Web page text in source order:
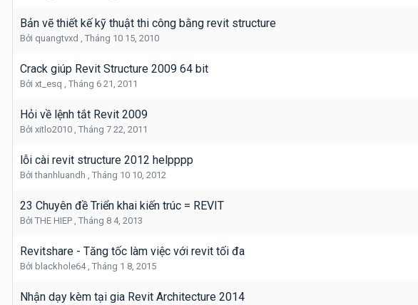
Bản vẽ thiết kế kỹ thuật thi công bằng revit structure
Bởi quangtvxd , Tháng 10 15, 2010
Crack giúp Revit Structure 2009 64 bit
Bởi xt_esq , Tháng 6 21, 2011
Hỏi về lệnh tắt Revit 2009
Bởi xitlo2010 , Tháng 7 22, 2011
lỗi cài revit structure 2012 helpppp
Bởithanhluandh , Tháng 10 10, 2012
23 Chuyên đề Triển khai kiến trúc = REVIT
Bởi THE HIEP , Tháng 8 4, 2013
Revitshare - Tăng tốc làm việc với revit tối đa
Bởi blackhole64, Tháng 1 8, 2015
Nhận dạy kèm tại gia Revit Architecture 2014